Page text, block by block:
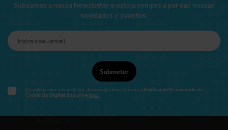
Subscreva a nossa Newsletter e esteja sempre a par das nossas
novidades e eventos.
Submeter
Ao subscrever a newsletter declara que leu e aceitou a Política de Privacidadedo
Comércio Digital disponível aqui.